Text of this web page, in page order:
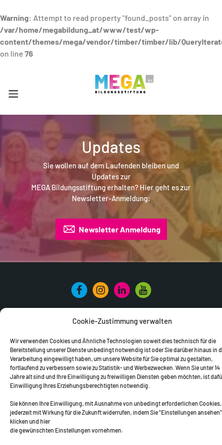
Cookie-Zustimmung verwalten
Wir verwenden Cookies und Ähnliche Technologien soweit dies technisch für die
Bereitstellung unserer Dienste unbedingt notwendig ist oder Sie darüber hinaus in
Verarbeitung eingewilligt haben, um unsere Website für Sie optimal zu gestalten,
fortlaufend zu verbessern sowie zu Statistik- und Werbezwecken. Wenn Sie unter 14
Jahre alt sind und Ihre Einwilligung zu freiwilligen Diensten geben möchten, ist
Einwilligung Ihres Erziehungsberechtigten notwendig.
Sie können Ihre Einwilligung, mit Ausnahme von unbedingt erforderlichen Cookies,
jederzeit mit Wirkung für die Zukunft widerrufen, indem Sie "Einstellungen ansehen"
klicken und hier
die gewünschten Einstellungen vornehmen.
Warning: Attempt to read property "found_posts" on array in
/var/home/megabildung_at/www/test/wp-
content/themes/mega/vendor/timber/timber/lib/
on line 76
Updates
Sie wollen auf dem Laufenden bleiben und
Updates zur
MEGA Bildungsstiftung erhalten? Hier geht es zur
Newsletter-Anmeldung:
Newsletter Anmeldung
PETER PICHLER PREIS
PARTNER
AKTUELLES
© 2026 MEGA Bildungsstiftung
office@megabildung.at Newsletter
Impressum
Datenschutz
Cookie-Richtlinie (EU) Kontakt